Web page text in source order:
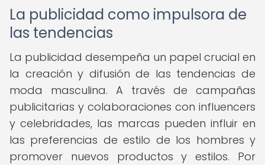
La publicidad como impulsora de
las tendencias
La publicidad desempeña un papel crucial en
la creación y difusión de las tendencias de
moda masculina. A través de campañas
publicitarias y colaboraciones con influencers
y celebridades, las marcas pueden influir en
las preferencias de estilo de los hombres y
promover nuevos productos y estilos. Por